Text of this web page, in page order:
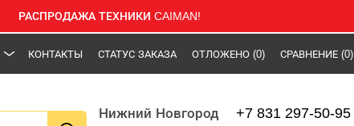
РАСПРОДАЖА ТЕХНИКИ CAIMAN!
КОНТАКТЫ СТАТУС ЗАКАЗА ОТЛОЖЕНО (0) СРАВНЕНИЕ (0)
Нижний Новгород
+7 831 297-50-95